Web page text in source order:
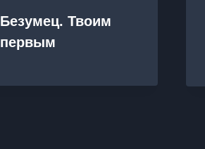
Безумец. Твоим
первым